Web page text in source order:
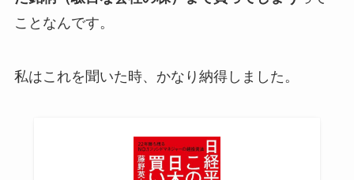
ことなんです。
私はこれを聞いた時、かなり納得しました。